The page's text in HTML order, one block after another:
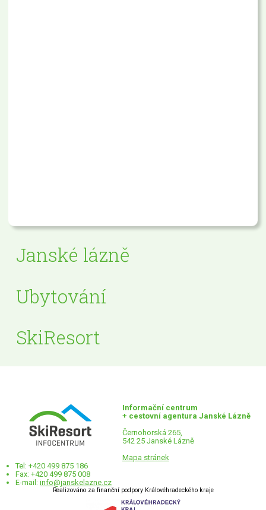
Janské lázně
Ubytování
SkiResort
Informační centrum
+ cestovní agentura Janské Lázně
Černohorská 265,
542 25 Janské Lázně
Mapa stránek
Tel: +420 499 875 186
Fax: +420 499 875 008
E-mail: info@janskelazne.cz
Realizováno za finanční podpory Královéhradeckého kraje